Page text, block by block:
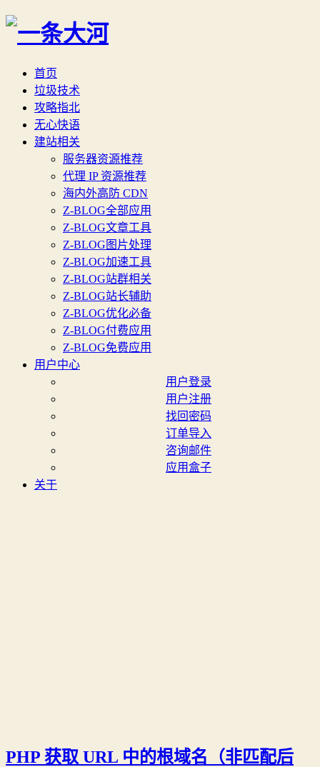
首页
垃圾技术
攻略指北
无心快语
建站相关
服务器资源推荐
代理 IP 资源推荐
海内外高防 CDN
Z-BLOG全部应用
Z-BLOG文章工具
Z-BLOG图片处理
Z-BLOG加速工具
Z-BLOG站群相关
Z-BLOG站长辅助
Z-BLOG优化必备
Z-BLOG付费应用
Z-BLOG免费应用
用户中心
用户登录
用户注册
找回密码
订单导入
咨询邮件
应用盒子
关于
PHP 获取 URL 中的根域名（非匹配后